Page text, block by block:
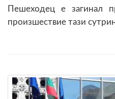
Пешеходец е загинал
произшествие тази